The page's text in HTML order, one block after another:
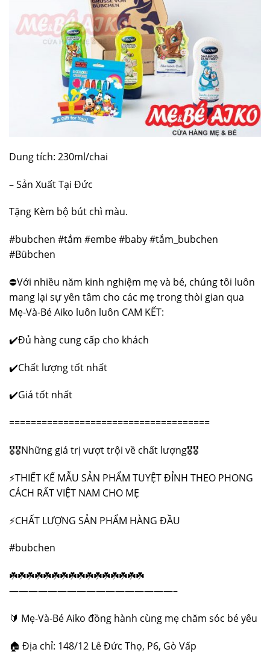
Dung tích: 230ml/chai
– Sản Xuất Tại Đức
Tặng Kèm bộ bút chì màu.
#bubchen #tắm #embe #baby #tắm_bubchen
#Bübchen
⛔️Với nhiều năm kinh nghiệm mẹ và bé, chúng tôi luôn
mang lại sự yên tâm cho các mẹ trong thòi gian qua
Mẹ-Và-Bé Aiko luôn luôn CAM KẾT:
✔️Đủ hàng cung cấp cho khách
✔️Chất lượng tốt nhất
✔️Giá tốt nhất
=====================================
🎖🎖Những giá trị vượt trội về chất lượng🎖🎖
⚡️THIẾT KẾ MẪU SẢN PHẨM TUYỆT ĐỈNH THEO PHONG
CÁCH RẤT VIỆT NAM CHO MẸ
⚡️CHẤT LƯỢNG SẢN PHẨM HÀNG ĐẦU
#bubchen
☘️☘️☘️☘️☘️☘️☘️☘️☘️☘️☘️☘️☘️☘️☘️☘️
—————————————————–
🔰 Mẹ-Và-Bé Aiko đồng hành cùng mẹ chăm sóc bé yêu
🏠 Địa chỉ: 148/12 Lê Đức Thọ, P6, Gò Vấp